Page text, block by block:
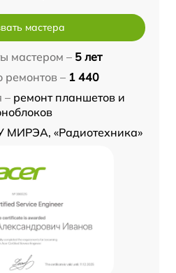
мастера
мастером – 5 лет
– 1 440
– ремонт планшетов и
МИРЭА, «Радиотехника»